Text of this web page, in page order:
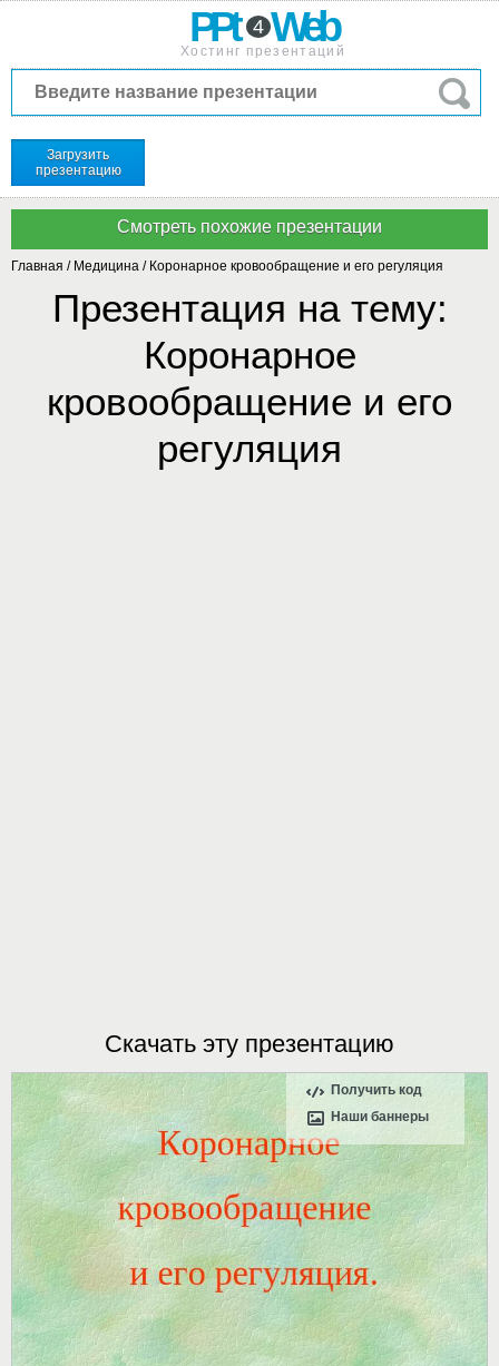
PPt 4 Web
Хостинг презентаций
Загрузить
презентацию
Главная / Медицина / Коронарное кровообращение и его регуляция
Презентация на тему:
Коронарное
кровообращение и его
регуляция
Скачать эту презентацию
Получить код
Наши баннеры